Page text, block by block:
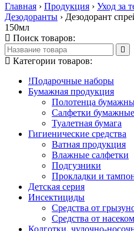
Главная › Продукция › Уход за
Дезодоранты › Дезодорант
150мл
Поиск товаров:
Категории товаров:
!Подарочные наборы
Бумажная продукция
Полотенца
Салфетки бумажные
Туалетная бумага
Гигиенические средства
Ватная продукция
Влажные салфетки
Подгузники
Прокладки и
Детская серия
Инсектициды
Средства от
Средства от
Колготки, чулочно-